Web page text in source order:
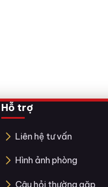
Hỗ trợ
Liên hệ tư vấn
Hình ảnh phòng
Câu hỏi thường gặp